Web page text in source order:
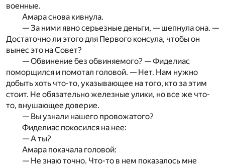
военные.
Амара снова кивнула.
— За ними явно серьезные деньги, — шепнула она. —
Достаточно ли этого для Первого консула, чтобы он
вынес это на Совет?
— Обвинение без обвиняемого? — Фиделиас
поморщил­ся и помотал головой. — Нет. Нам нужно
добыть хоть что-то, указывающее на того, кто за этим
стоит. Не обязательно железные улики, но все же что-
то, внушающее доверие.
— Вы узнали нашего провожатого?
Фиделиас покосился на нее:
— А ты?
Амара покачала головой:
— Не знаю точно. Что-то в нем показалось мне